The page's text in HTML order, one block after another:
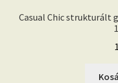
Casual Chic strukturált